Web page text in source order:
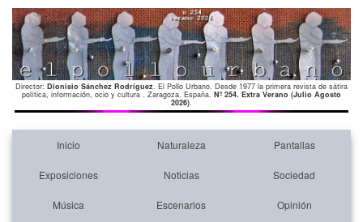
Director: Dionisio Sánchez Rodríguez. El Pollo Urbano. Desde 1977 la primera revista de sátira
política, información, ocio y cultura . Zaragoza. España. Nº 254. Extra Verano (Julio Agosto
2026).
Inicio Naturaleza Pantallas
Exposiciones Noticias Sociedad
Música Escenarios Opinión